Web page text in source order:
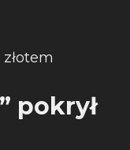
pokrył